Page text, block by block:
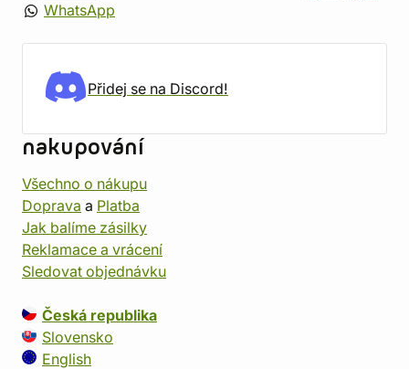
WhatsApp
Přidej se na Discord!
nakupování
Všechno o nákupu
Doprava a Platba
Jak balíme zásilky
Reklamace a vrácení
Sledovat objednávku
Česká republika
Slovensko
English